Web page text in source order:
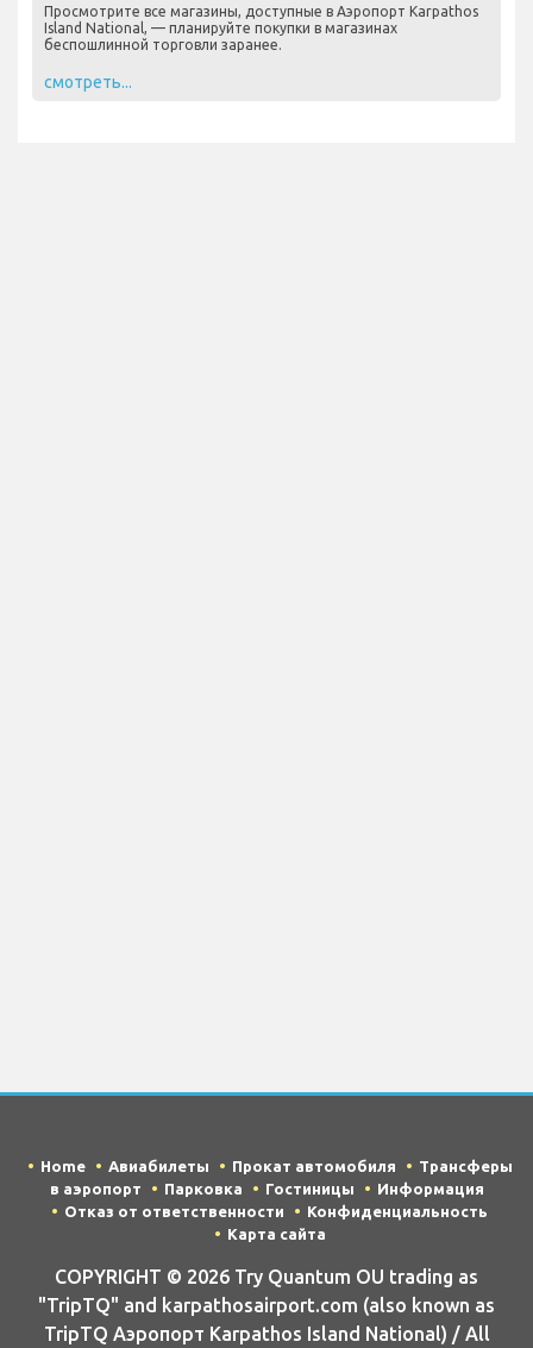
Просмотрите все магазины, доступные в Аэропорт Karpathos
Island National, — планируйте покупки в магазинах
беспошлинной торговли заранее.
смотреть...
Home Авиабилеты Прокат автомобиля
Трансферы
в аэропорт
Парковка Гостиницы
Информация
Отказ от ответственности
Конфиденциальность
Карта сайта
COPYRIGHT © 2026 Try Quantum OU trading as
"TripTQ" and karpathosairport.com (also known as
TripTQ Аэропорт Karpathos Island National) / All